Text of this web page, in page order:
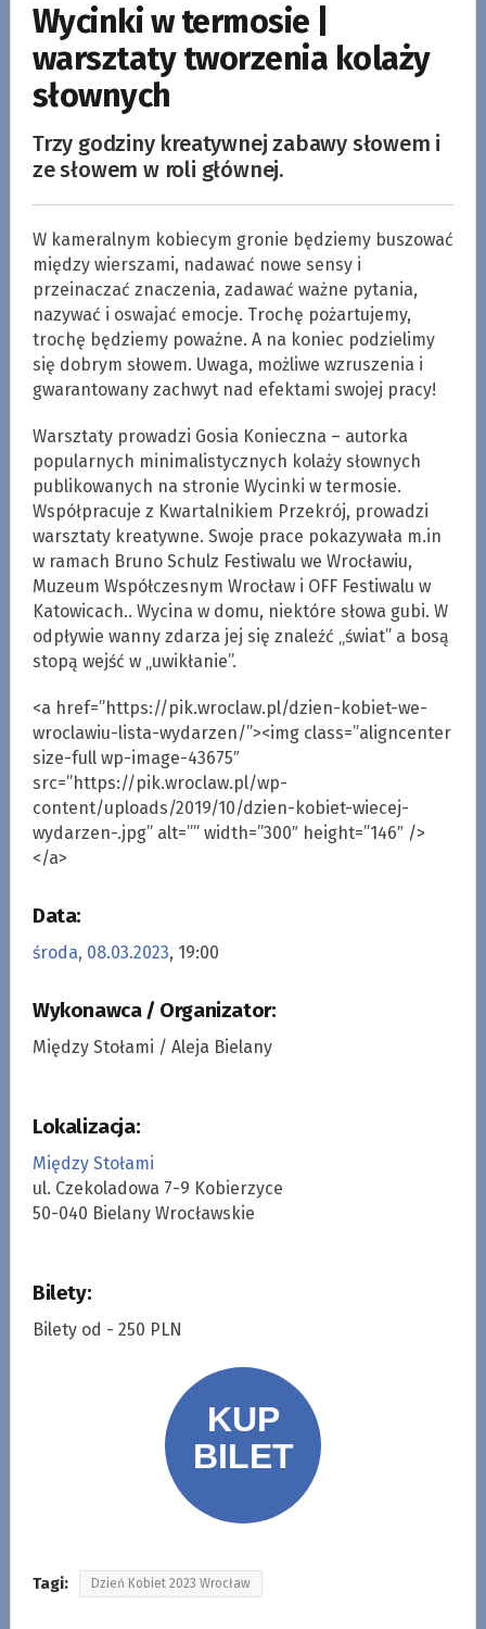
Wycinki w termosie |
warsztaty tworzenia kolaży
słownych
Trzy godziny kreatywnej zabawy słowem i
ze słowem w roli głównej.
W kameralnym kobiecym gronie będziemy buszować
między wierszami, nadawać nowe sensy i
przeinaczać znaczenia, zadawać ważne pytania,
nazywać i oswajać emocje. Trochę pożartujemy,
trochę będziemy poważne. A na koniec podzielimy
się dobrym słowem. Uwaga, możliwe wzruszenia i
gwarantowany zachwyt nad efektami swojej pracy!
Warsztaty prowadzi Gosia Konieczna – autorka
popularnych minimalistycznych kolaży słownych
publikowanych na stronie Wycinki w termosie.
Współpracuje z Kwartalnikiem Przekrój, prowadzi
warsztaty kreatywne. Swoje prace pokazywała m.in
w ramach Bruno Schulz Festiwalu we Wrocławiu,
Muzeum Współczesnym Wrocław i OFF Festiwalu w
Katowicach.. Wycina w domu, niektóre słowa gubi. W
odpływie wanny zdarza jej się znaleźć „świat” a bosą
stopą wejść w „uwikłanie”.
<a href=”https://pik.wroclaw.pl/dzien-kobiet-we-
wroclawiu-lista-wydarzen/”><img class=”aligncenter
size-full wp-image-43675″
src=”https://pik.wroclaw.pl/wp-
content/uploads/2019/10/dzien-kobiet-wiecej-
wydarzen-.jpg” alt=”” width=”300″ height=”146″ />
</a>
Data:
środa, 08.03.2023, 19:00
Wykonawca / Organizator:
Między Stołami / Aleja Bielany
Lokalizacja:
Między Stołami
ul. Czekoladowa 7-9 Kobierzyce
50-040 Bielany Wrocławskie
Bilety:
Bilety od - 250 PLN
Tagi: Dzień Kobiet 2023 Wrocław